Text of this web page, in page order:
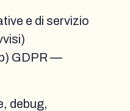
e di servizio
GDPR —
debug,